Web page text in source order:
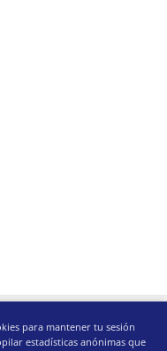
para mantener tu sesión
estadísticas anónimas que